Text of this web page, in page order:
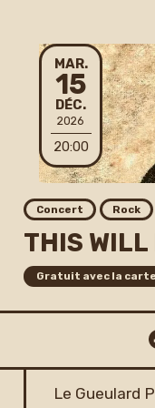
MARDI
MAR.
15
DÉCEMBRE
DÉC.
2026
20:00
Concert Rock
THIS WILL
Gratuit avec la carte
Le Gueulard